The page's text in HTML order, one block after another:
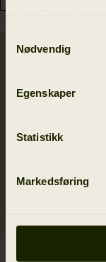
Nødvendig
Egenskaper
Statistikk
Markedsføring
SALE